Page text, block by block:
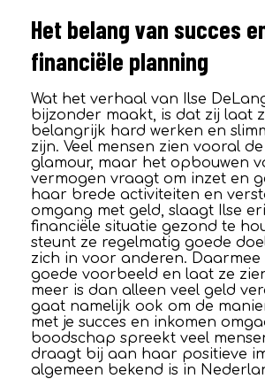
Het belang van succes
financiële planning
Wat het verhaal van Ilse
bijzonder maakt, is dat zij laat
belangrijk hard werken en
zijn. Veel mensen zien vooral
glamour, maar het opbouwen
vermogen vraagt om inzet en
haar brede activiteiten en
omgang met geld, slaagt Ilse
financiële situatie gezond te
steunt ze regelmatig goede
zich in voor anderen. Daarmee
goede voorbeeld en laat ze
meer is dan alleen veel geld
gaat namelijk ook om de
met je succes en inkomen
boodschap spreekt veel
draagt bij aan haar positieve
algemeen bekend is in